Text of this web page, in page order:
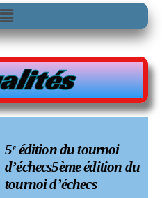
Menu
5ᵉ édition du tournoi
d’échecs5ème édition du
tournoi d’échecs